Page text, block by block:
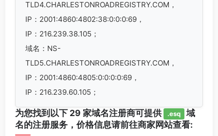
TLD4.CHARLESTONROADREGISTRY.COM，
IP：2001:4860:4802:38:0:0:0:69，
IP：216.239.38.105；
域名：NS-
TLD5.CHARLESTONROADREGISTRY.COM，
IP：2001:4860:4805:0:0:0:0:69，
IP：216.239.60.105；
为您找到以下 29 家域名注册商可提供 .esq
域
名的注册服务，价格信息请前往商家网站查看: